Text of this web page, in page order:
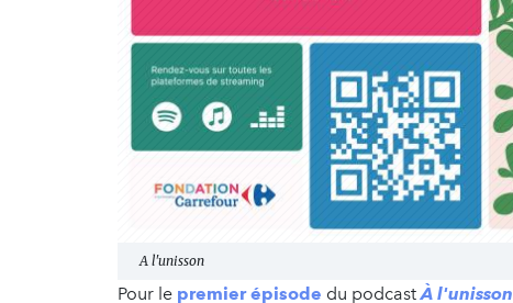
A l'unisson
Pour le premier épisode du podcastÀ l'unisson